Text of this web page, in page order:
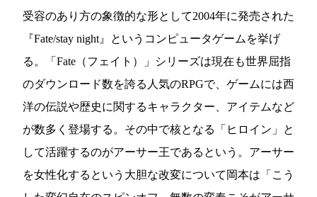
受容のあり方の象徴的な形として2004年に発売された
『Fate/stay night』というコンピュータゲームを挙げ
る。「Fate（フェイト）」シリーズは現在も世界屈指
のダウンロード数を誇る人気のRPGで、ゲームには西
洋の伝説や歴史に関するキャラクター、アイテムなど
が数多く登場する。その中で核となる「ヒロイン」と
して活躍するのがアーサー王であるという。アーサー
を女性化するという大胆な改変について岡本は「こう